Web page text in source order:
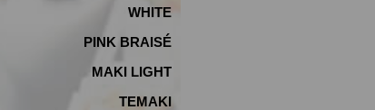
WHITE
PINK BRAISÉ
MAKI LIGHT
TEMAKI